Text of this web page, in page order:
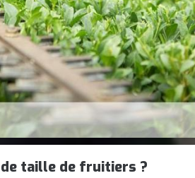
taille de fruitiers ?